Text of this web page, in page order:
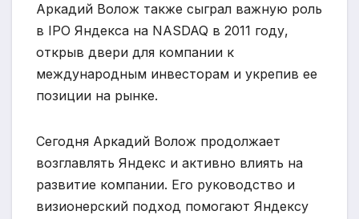
Аркадий Волож также сыграл важную роль
в IPO Яндекса на NASDAQ в 2011 году,
открыв двери для компании к
международным инвесторам и укрепив ее
позиции на рынке.
Сегодня Аркадий Волож продолжает
возглавлять Яндекс и активно влиять на
развитие компании. Его руководство и
визионерский подход помогают Яндексу